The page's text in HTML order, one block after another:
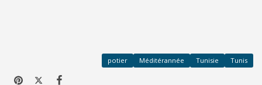
potier